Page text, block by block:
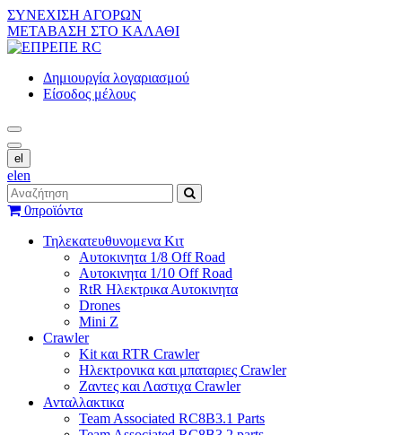
ΣΥΝΕΧΙΣΗ ΑΓΟΡΩΝ
ΜΕΤΑΒΑΣΗ ΣΤΟ ΚΑΛΑΘΙ
Δημιουργία λογαριασμού
Είσοδος μέλους
el
elen
0προϊόντα
Τηλεκατευθυνομενα Κιτ
Αυτοκινητα 1/8 Off Road
Αυτοκινητα 1/10 Off Road
RtR Ηλεκτρικα Αυτοκινητα
Drones
Mini Z
Crawler
Kit και RTR Crawler
Ηλεκτρονικα και μπαταριες Crawler
Ζαντες και Λαστιχα Crawler
Ανταλλακτικα
Team Associated RC8B3.1 Parts